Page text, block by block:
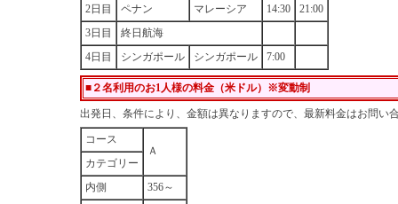
2日目
ペナン マレーシア 14:30
21:00
3日目
終日航海
4日目
シンガポール シンガポール 7:00
■２名利用のお1人様の料金（米ドル）※変動制
出発日、条件により、金額は異なりますので、最新料金はお問い
コース
Ａ
カテゴリー
内側
356～